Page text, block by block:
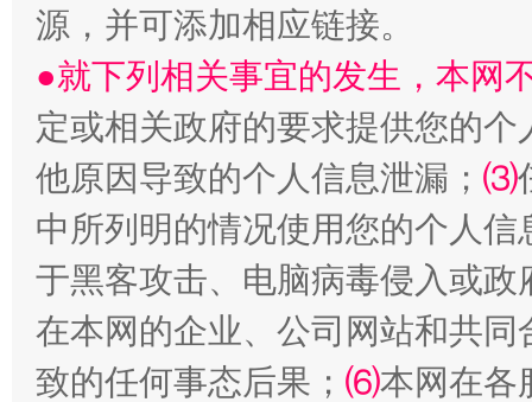
事关残疾人未来5年
源，并可添加相应链接。
●就下列相关事宜的发生，本网
定或相关政府的要求提供您的个
他原因导致的个人信息泄漏； ⑶
中所列明的情况使用您的个人
于黑客攻击、电脑病毒侵入或
在本网的企业、公司网站和共
致的任何事态后果； ⑹本网在各